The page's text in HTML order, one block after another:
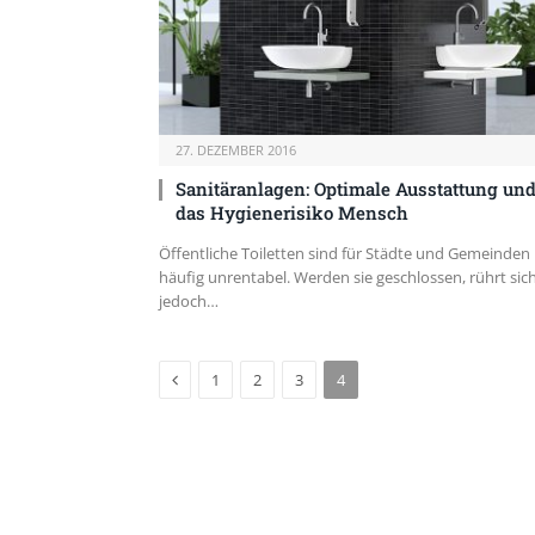
27. DEZEMBER 2016
Sanitäranlagen: Optimale Ausstattung und
das Hygienerisiko Mensch
Öffentliche Toiletten sind für Städte und Gemeinden
häufig unrentabel. Werden sie geschlossen, rührt
jedoch…
Previous
1 2 3 4